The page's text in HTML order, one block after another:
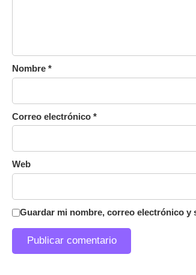
Nombre *
Correo electrónico *
Web
Guardar mi nombre, correo electrónico y